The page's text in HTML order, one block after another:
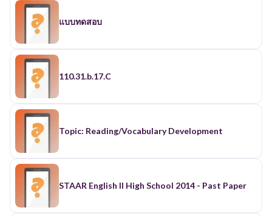
แบบทดสอบ
110.31.b.17.C
Topic: Reading/Vocabulary Development
STAAR English II High School 2014 - Past Paper